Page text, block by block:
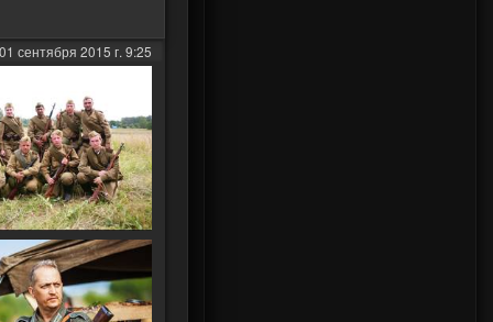
01 сентября 2015 г. 9:25